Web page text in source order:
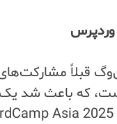
قبلاً
که باعث شد